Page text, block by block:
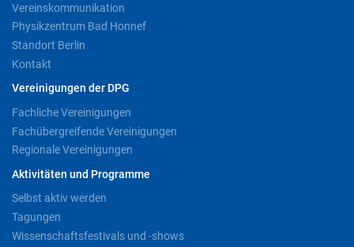
Vereinskommunikation
Physikzentrum Bad Honnef
Standort Berlin
Kontakt
Vereinigungen der DPG
Fachliche Vereinigungen
Fachübergreifende Vereinigungen
Regionale Vereinigungen
Aktivitäten und Programme
Selbst aktiv werden
Tagungen
Wissenschaftsfestivals und -shows